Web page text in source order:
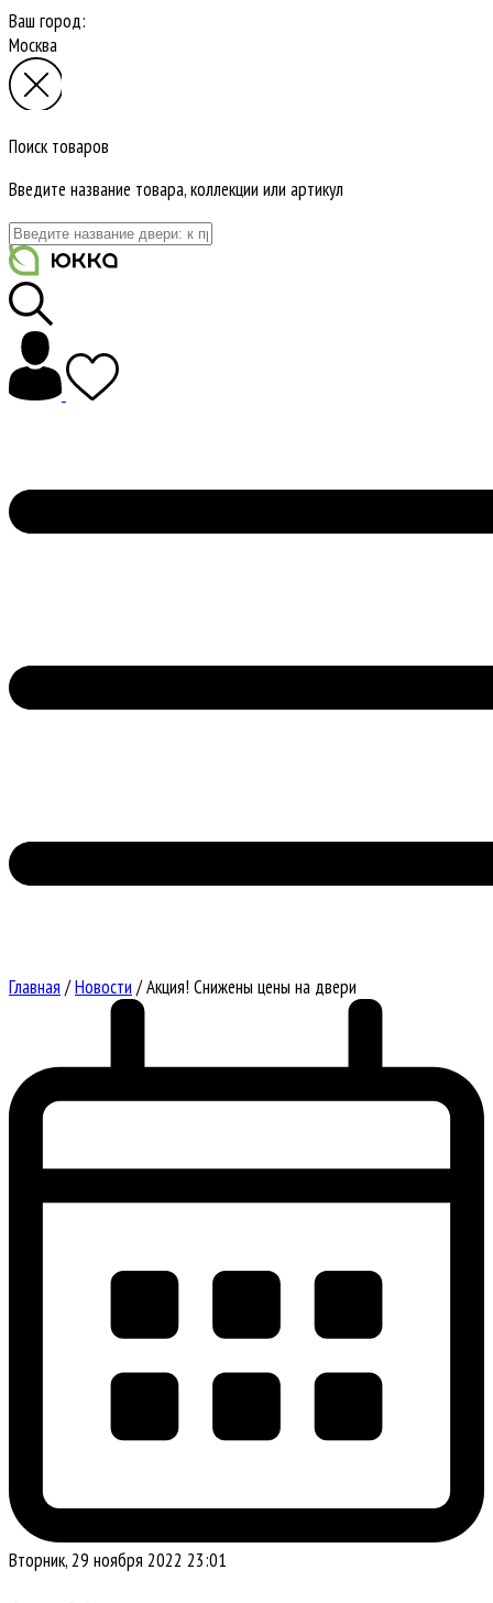
Ваш город:
Москва
Поиск товаров
Введите название товара, коллекции или артикул
Главная /Новости /Акция! Снижены цены на двери
Вторник, 29 ноября 2022 23:01